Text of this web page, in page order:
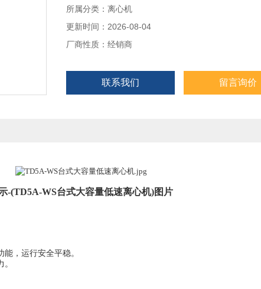
所属分类：离心机
更新时间：2026-08-04
厂商性质：经销商
联系我们 留言询价
-(TD5A-WS台式大容量低速离心机)图片
，运行安全平稳。